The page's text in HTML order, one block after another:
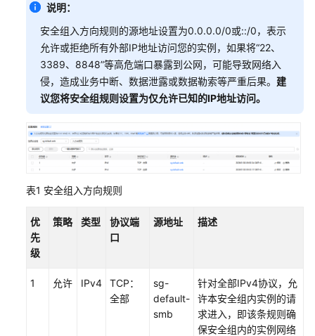
说明：
安全组入方向规则的源地址设置为0.0.0.0/0或::/0，表示
允许或拒绝所有外部IP地址访问您的实例，如果将“22、
3389、8848”等高危端口暴露到公网，可能导致网络入
侵，造成业务中断、数据泄露或数据勒索等严重后果。 建
议您将安全组规则设置为仅允许已知的IP地址访问。
表1 安全组入方向规则
优
先
级
策略 类型
协议端
口
源地址 描述
1 允许 IPv4
TCP：
全部
sg-
default-
smb
针对全部IPv4协议，允
许本安全组内实例的请
求进入，即该条规则确
保安全组内的实例网络